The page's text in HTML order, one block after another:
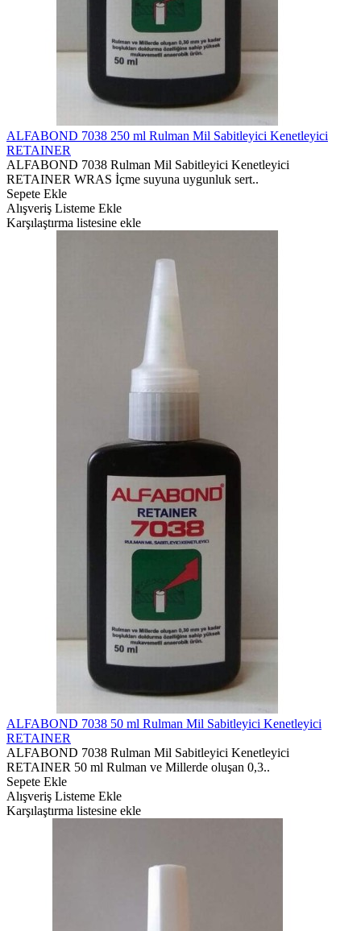
ALFABOND 7038 250 ml Rulman Mil Sabitleyici Kenetleyici
RETAINER
ALFABOND 7038 Rulman Mil Sabitleyici Kenetleyici
RETAINER WRAS İçme suyuna uygunluk sert..
Sepete Ekle
Alışveriş Listeme Ekle
Karşılaştırma listesine ekle
ALFABOND 7038 50 ml Rulman Mil Sabitleyici Kenetleyici
RETAINER
ALFABOND 7038 Rulman Mil Sabitleyici Kenetleyici
RETAINER 50 ml Rulman ve Millerde oluşan 0,3..
Sepete Ekle
Alışveriş Listeme Ekle
Karşılaştırma listesine ekle